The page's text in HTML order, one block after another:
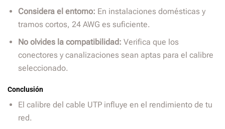
Considera el entorno: En instalaciones domésticas y
tramos cortos, 24 AWG es suficiente.
No olvides la compatibilidad: Verifica que los
conectores y canalizaciones sean aptas para el calibre
seleccionado.
Conclusión
El calibre del cable UTP influye en el rendimiento de tu
red.